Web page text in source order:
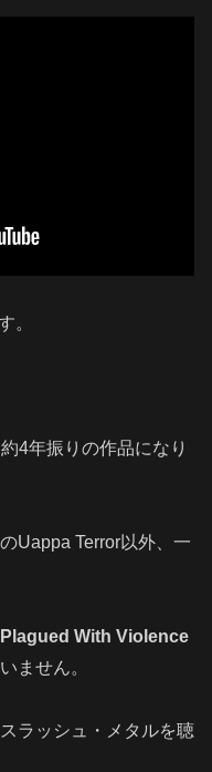
。
4年振りの作品になり
Uappa Terror以外、一
Plagued With Violence
ません。
ラッシュ・メタルを聴